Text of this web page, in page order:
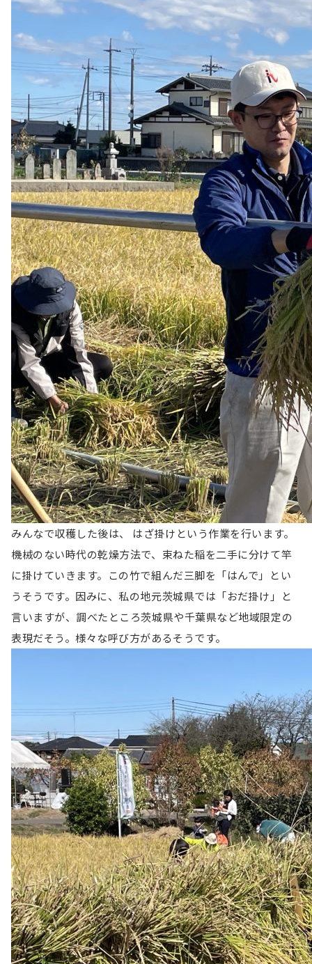
みんなで収穫した後は、 はざ掛けという作業を行います。
機械のない時代の乾燥方法で、束ねた稲を二手に分けて竿
に掛けていきます。この竹で組んだ三脚を「はんで」とい
うそうです。因みに、私の地元茨城県では「おだ掛け」と
言いますが、調べたところ茨城県や千葉県など地域限定の
表現だそう。様々な呼び方があるそうです。